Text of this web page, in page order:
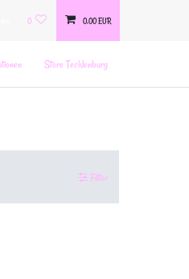
0 0,00 EUR
Store Tecklenburg
Filter